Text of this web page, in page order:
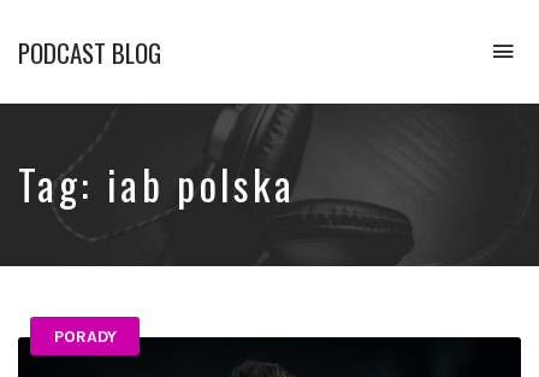
PODCAST BLOG
o
Tag: iab polska
PORADY